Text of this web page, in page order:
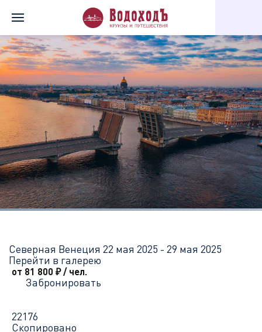
Северная Венеция 22 мая 2025 - 29 мая 2025
Перейти в галерею
от 81 800 ₽/ чел.
Забронировать
22176
Скопировано